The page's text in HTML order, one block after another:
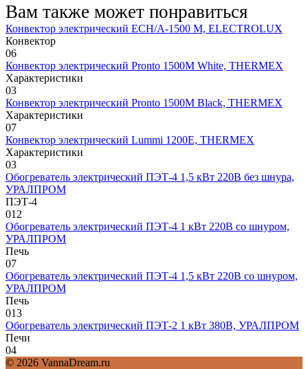
Вам также может понравиться
Конвектор электрический ECH/A-1500 M, ELECTROLUX
Конвектор
06
Конвектор электрический Pronto 1500M White, THERMEX
Характеристики
03
Конвектор электрический Pronto 1500M Black, THERMEX
Характеристики
07
Конвектор электрический Lummi 1200E, THERMEX
Характеристики
03
Обогреватель электрический ПЭТ-4 1,5 кВт 220В без шнура,
УРАЛПРОМ
ПЭТ-4
012
Обогреватель электрический ПЭТ-4 1 кВт 220В со шнуром,
УРАЛПРОМ
Печь
07
Обогреватель электрический ПЭТ-4 1,5 кВт 220В со шнуром,
УРАЛПРОМ
Печь
013
Обогреватель электрический ПЭТ-2 1 кВт 380В, УРАЛПРОМ
Печи
04
© 2026 VannaDream.ru